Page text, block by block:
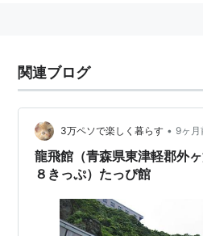
三厩駅 JR東日本 (津軽線)
青森県東津軽郡外ヶ浜町三厩東
本旅客鉄道(JR東日本)津軽線の
リスト：駅キーワード
関連ブログ
3万ペソで楽しく暮らす • 9ヶ月
龍飛館（青森県東津軽郡外
８きっぷ）たっぴ館